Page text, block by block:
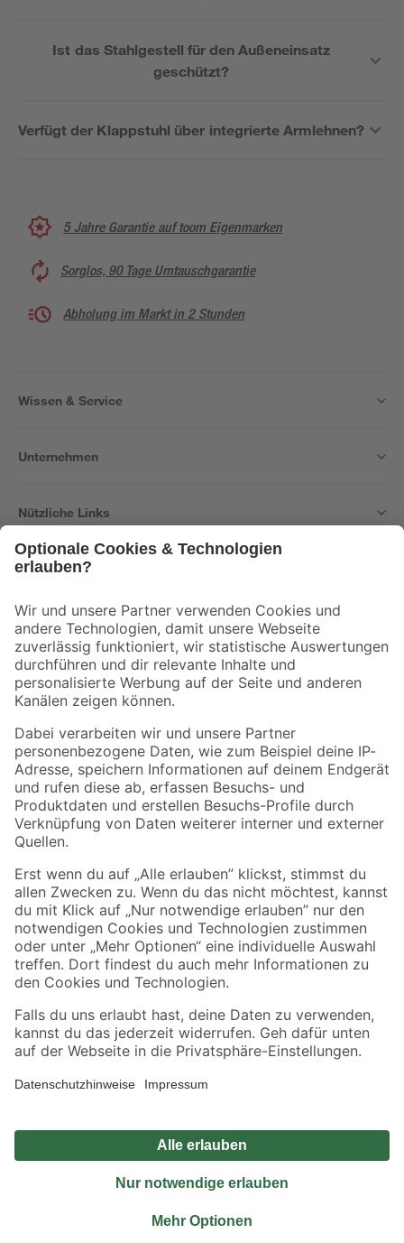
Ist das Stahlgestell für den Außeneinsatz
geschützt?
Verfügt der Klappstuhl über integrierte Armlehnen?
5 Jahre Garantie auf toom Eigenmarken
Sorglos, 90 Tage Umtauschgarantie
Abholung im Markt in 2 Stunden
Wissen & Service
Unternehmen
Nützliche Links
Der toom Newsletter: Keine Angebote und Aktionen mehr verpassen!
Zur Newsletter Anmeldung
Folge uns
Zahlungsarten Versandarten
Sicher einkaufen
Jetzt die toom-App herunterladen
Alle Preisangaben in EUR inkl. gesetzl. MwSt.. Die dargestellten Angebote sind unter
Umständen nicht in allen Märkten verfügbar. Die angegebenen Verfügbarkeiten beziehen
Produkte nur solange der Vorrat reicht.
*Paketversand ab 59 € versandkostenfrei, gilt nicht für Artikel mit Speditionsversand, hier
Privatsphäre Impressum
Nutzungsbedingungen
Widerrufsrecht
Vertrag widerrufen
© 2026 toom Baumarkt GmbH